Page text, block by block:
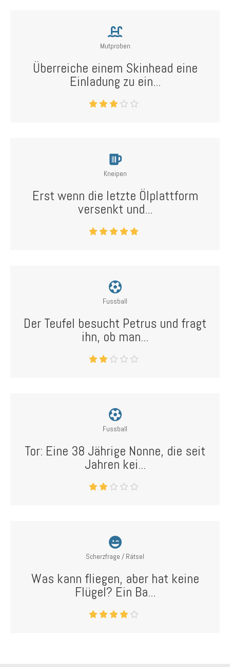
Mutproben
Überreiche einem Skinhead eine
Einladung zu ein...
Kneipen
Erst wenn die letzte Ölplattform
versenkt und...
Fussball
Der Teufel besucht Petrus und fragt
ihn, ob man...
Fussball
Tor: Eine 38 Jährige Nonne, die seit
Jahren kei...
Scherzfrage / Rätsel
Was kann fliegen, aber hat keine
Flügel? Ein Ba...